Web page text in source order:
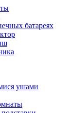
батареях
ушами